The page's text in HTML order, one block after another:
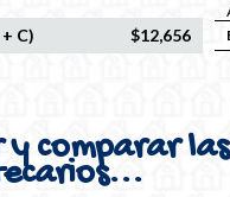
C) $12,656
comparar